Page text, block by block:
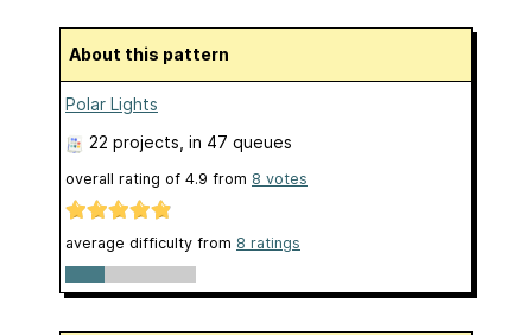
About this pattern
Polar Lights
22 projects , in 47 queues
overall rating of 4.9 from 8 votes
average difficulty from 8 ratings